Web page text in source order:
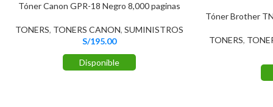
Tóner Canon GPR-18 Negro 8,000 paginas
TONERS, TONERS CANON, SUMINISTROS
S/195.00
Disponible
Tóner Brother
TONERS,